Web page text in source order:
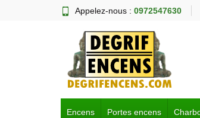
Appelez-nous : 0972547630
Encens Portes encens